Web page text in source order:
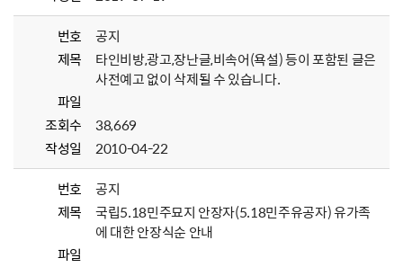
번호
공지
제목
타인비방,광고,장난글,비속어(욕설) 등이 포함된 글은
사전예고 없이 삭제될 수 있습니다.
파일
조회수
38,669
작성일
2010-04-22
번호
공지
제목
국립5.18민주묘지 안장자(5.18민주유공자) 유가족
에 대한 안장식순 안내
파일